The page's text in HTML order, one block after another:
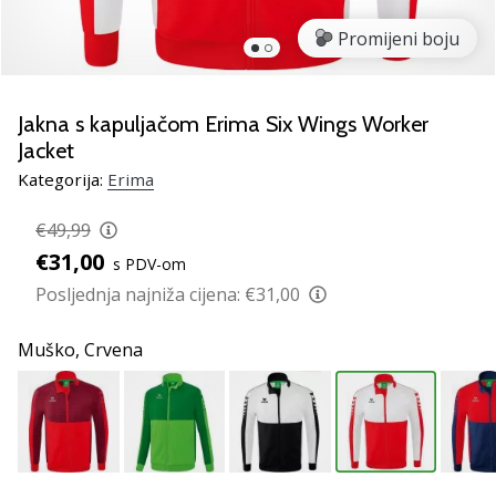
Pronađite
savršen
poklon
odbojku!
Pogledajte
naš
vodič
odaberite
obuću,
odjeću
najboljih
marki
na
tržištu.
Promijeni boju
Jakna s kapuljačom Erima Six Wings Worker
Jacket
Kategorija: Erima
€49,99
€31,00 s PDV-om
Posljednja najniža cijena: €31,00
Muško, Crvena